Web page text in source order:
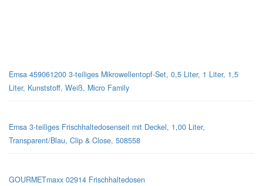
Emsa 459061200 3-teiliges Mikrowellentopf-Set, 0,5 Liter, 1 Liter, 1,5
Liter, Kunststoff, Weiß, Micro Family
Emsa 3-teiliges Frischhaltedosenseit mit Deckel, 1,00 Liter,
Transparent/Blau, Clip & Close, 508558
GOURMETmaxx 02914 Frischhaltedosen